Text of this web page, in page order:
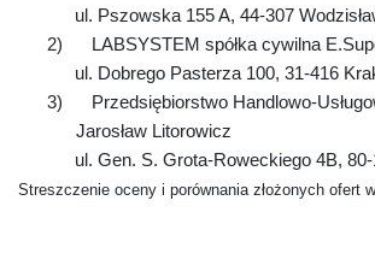
ul. Pszowska 155 A, 44-307
2)
LABSYSTEM spółka cywilna
ul. Dobrego Pasterza 100, 31-416
3)
Przedsiębiorstwo Handlowo-
Jarosław Litorowicz
ul. Gen. S. Grota-Roweckiego 4B,
Streszczenie oceny i porównania złożonych ofert